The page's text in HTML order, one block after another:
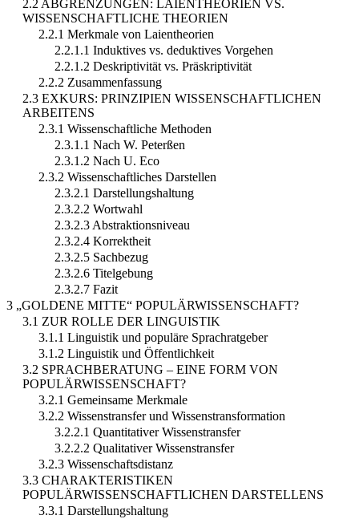
2.2 ABGRENZUNGEN: LAIENTHEORIEN VS.
WISSENSCHAFTLICHE THEORIEN
2.2.1 Merkmale von Laientheorien
2.2.1.1 Induktives vs. deduktives Vorgehen
2.2.1.2 Deskriptivität vs. Präskriptivität
2.2.2 Zusammenfassung
2.3 EXKURS: PRINZIPIEN WISSENSCHAFTLICHEN
ARBEITENS
2.3.1 Wissenschaftliche Methoden
2.3.1.1 Nach W. Peterßen
2.3.1.2 Nach U. Eco
2.3.2 Wissenschaftliches Darstellen
2.3.2.1 Darstellungshaltung
2.3.2.2 Wortwahl
2.3.2.3 Abstraktionsniveau
2.3.2.4 Korrektheit
2.3.2.5 Sachbezug
2.3.2.6 Titelgebung
2.3.2.7 Fazit
3 „GOLDENE MITTE“ POPULÄRWISSENSCHAFT?
3.1 ZUR ROLLE DER LINGUISTIK
3.1.1 Linguistik und populäre Sprachratgeber
3.1.2 Linguistik und Öffentlichkeit
3.2 SPRACHBERATUNG – EINE FORM VON
POPULÄRWISSENSCHAFT?
3.2.1 Gemeinsame Merkmale
3.2.2 Wissenstransfer und Wissenstransformation
3.2.2.1 Quantitativer Wissenstransfer
3.2.2.2 Qualitativer Wissenstransfer
3.2.3 Wissenschaftsdistanz
3.3 CHARAKTERISTIKEN
POPULÄRWISSENSCHAFTLICHEN DARSTELLENS
3.3.1 Darstellungshaltung